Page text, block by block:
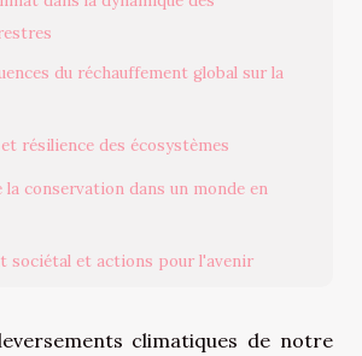
du réchauffement global sur la
résilience des écosystèmes
la conservation dans un monde en
sociétal et actions pour l'avenir
climatiques de notre